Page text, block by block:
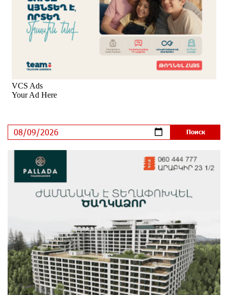
Startup Summit
5 дней назад
В мобильном приложении Юнибанка теперь можно
6 дней назад
«Бесплатные бонусы в играх»: IDBank
ЕАЭС со временем будет расширяться. Когда-нибудь
это поймёт и рядовой армянин, но будет уже поздно
8 дней назад
Если Израиль использует тему Геноцида армян
8 дней назад
ВТБ (Армения): вклад «Стабильный» — до 10%
годовых и оформление в мобильном приложении
9 дней назад